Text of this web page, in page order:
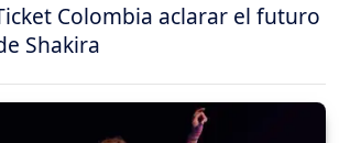
Colombia aclarar el futuro
Shakira